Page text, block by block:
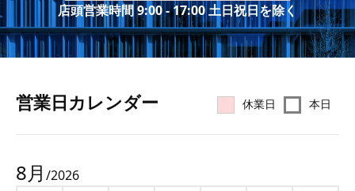
店頭営業時間 9:00 - 17:00 土日祝日を除く
営業⽇カレンダー 休業日 本日
8月 /2026